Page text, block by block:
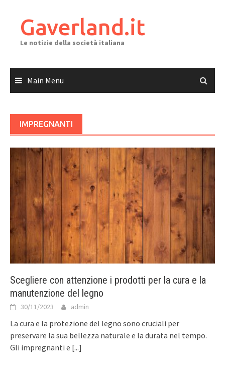
contentGaverland.it
Le notizie della società italiana
Main Menu
IMPREGNANTI
Scegliere con attenzione i prodotti per la cura e la
manutenzione del legno
30/11/2023 admin
La cura e la protezione del legno sono cruciali per
preservare la sua bellezza naturale e la durata nel tempo.
Gli impregnanti e [...]